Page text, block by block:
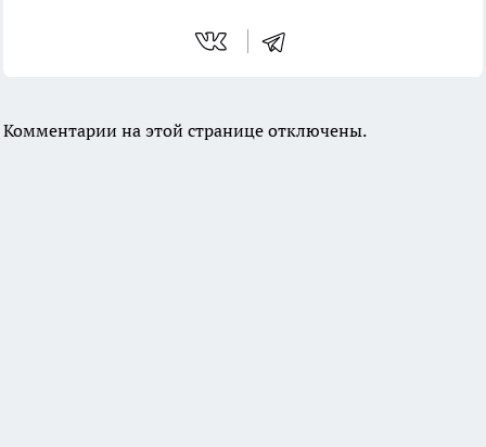
Комментарии на этой странице отключены.